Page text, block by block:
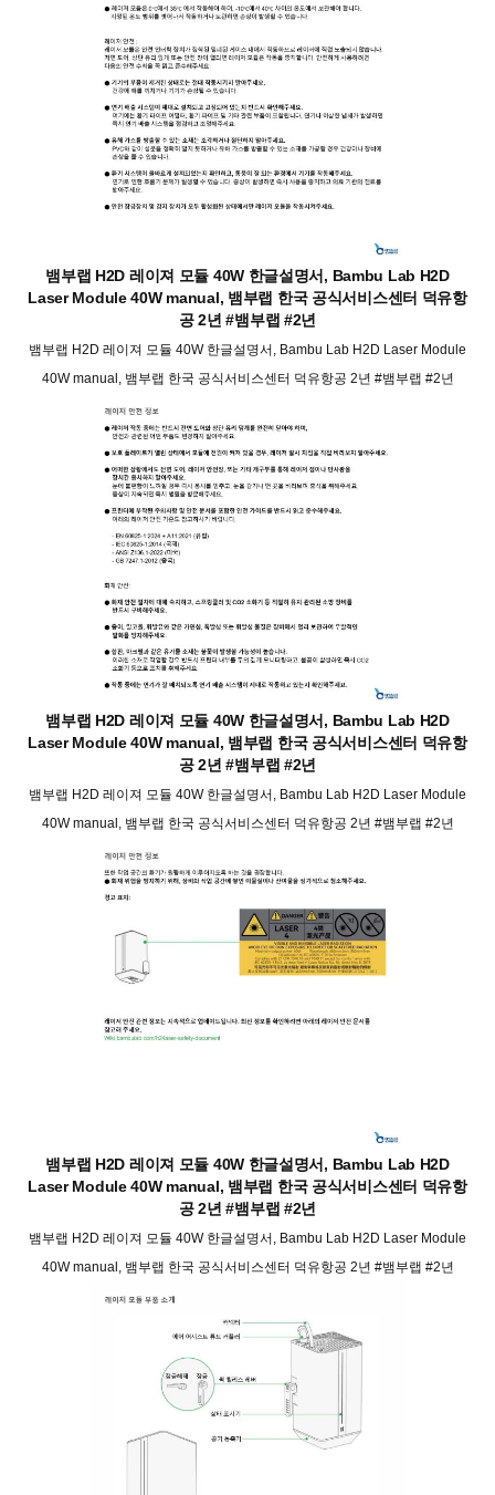
뱀부랩 H2D 레이져 모듈 40W 한글설명서, Bambu Lab H2D
Laser Module 40W manual, 뱀부랩 한국 공식서비스센터 덕유항
공 2년 #뱀부랩 #2년
뱀부랩 H2D 레이져 모듈 40W 한글설명서, Bambu Lab H2D Laser Module
40W manual, 뱀부랩 한국 공식서비스센터 덕유항공 2년 #뱀부랩 #2년
뱀부랩 H2D 레이져 모듈 40W 한글설명서, Bambu Lab H2D
Laser Module 40W manual, 뱀부랩 한국 공식서비스센터 덕유항
공 2년 #뱀부랩 #2년
뱀부랩 H2D 레이져 모듈 40W 한글설명서, Bambu Lab H2D Laser Module
40W manual, 뱀부랩 한국 공식서비스센터 덕유항공 2년 #뱀부랩 #2년
뱀부랩 H2D 레이져 모듈 40W 한글설명서, Bambu Lab H2D
Laser Module 40W manual, 뱀부랩 한국 공식서비스센터 덕유항
공 2년 #뱀부랩 #2년
뱀부랩 H2D 레이져 모듈 40W 한글설명서, Bambu Lab H2D Laser Module
40W manual, 뱀부랩 한국 공식서비스센터 덕유항공 2년 #뱀부랩 #2년